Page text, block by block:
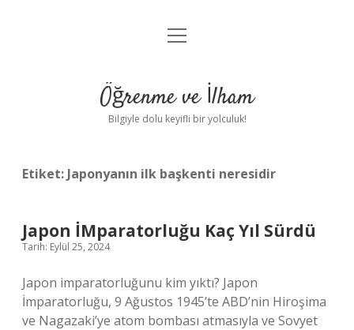
Anasayfa
Yasal Uyarı
menüyü
Öğrenme ve İlham
Bilgiyle dolu keyifli bir yolculuk!
Etiket: Japonyanın ilk başkenti neresidir
Japon İMparatorluğu Kaç Yıl Sürdü
Tarih: Eylül 25, 2024
Japon imparatorluğunu kim yıktı? Japon
İmparatorluğu, 9 Ağustos 1945’te ABD’nin Hiroşima
ve Nagazaki’ye atom bombası atmasıyla ve Sovyet